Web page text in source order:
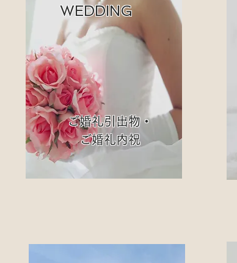
WEDDING
ご婚礼引出物・
ご婚礼内祝